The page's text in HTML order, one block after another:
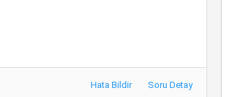
Hata Bildir Soru Detay